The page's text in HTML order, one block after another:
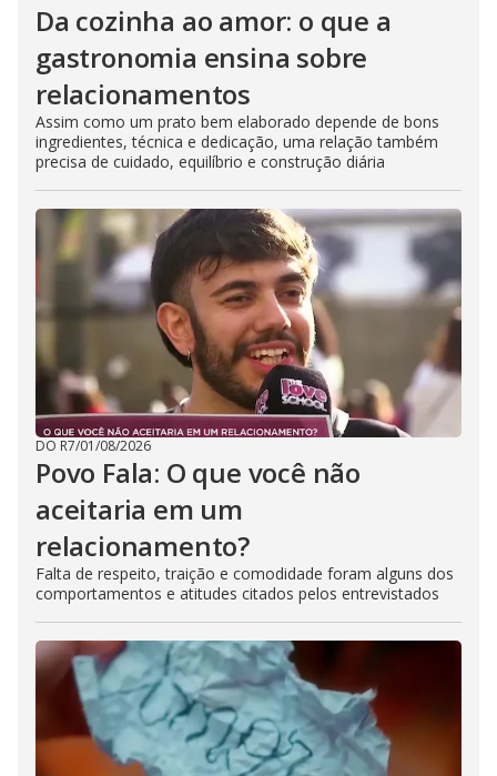
Da cozinha ao amor: o que a
gastronomia ensina sobre
relacionamentos
Assim como um prato bem elaborado depende de bons
ingredientes, técnica e dedicação, uma relação também
precisa de cuidado, equilíbrio e construção diária
DO R7/01/08/2026
Povo Fala: O que você não
aceitaria em um
relacionamento?
Falta de respeito, traição e comodidade foram alguns dos
comportamentos e atitudes citados pelos entrevistados